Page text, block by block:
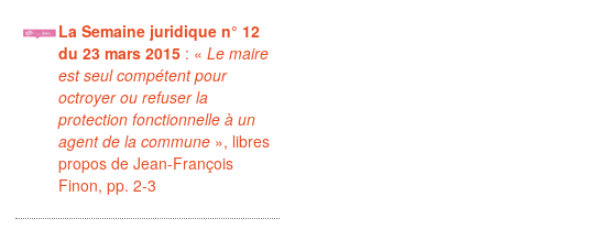
La Semaine juridique n° 12
du 23 mars 2015 : «Le maire
est seul compétent pour
octroyer ou refuser la
protection fonctionnelle à un
agent de la commune », libres
propos de Jean-François
Finon, pp. 2-3